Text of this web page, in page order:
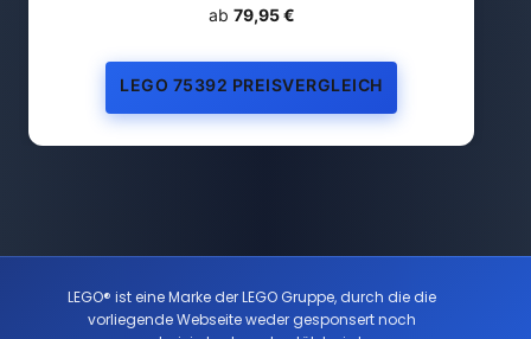
ab 79,95 €
LEGO 75392 PREISVERGLEICH
LEGO® ist eine Marke der LEGO Gruppe, durch die die
vorliegende Webseite weder gesponsert noch